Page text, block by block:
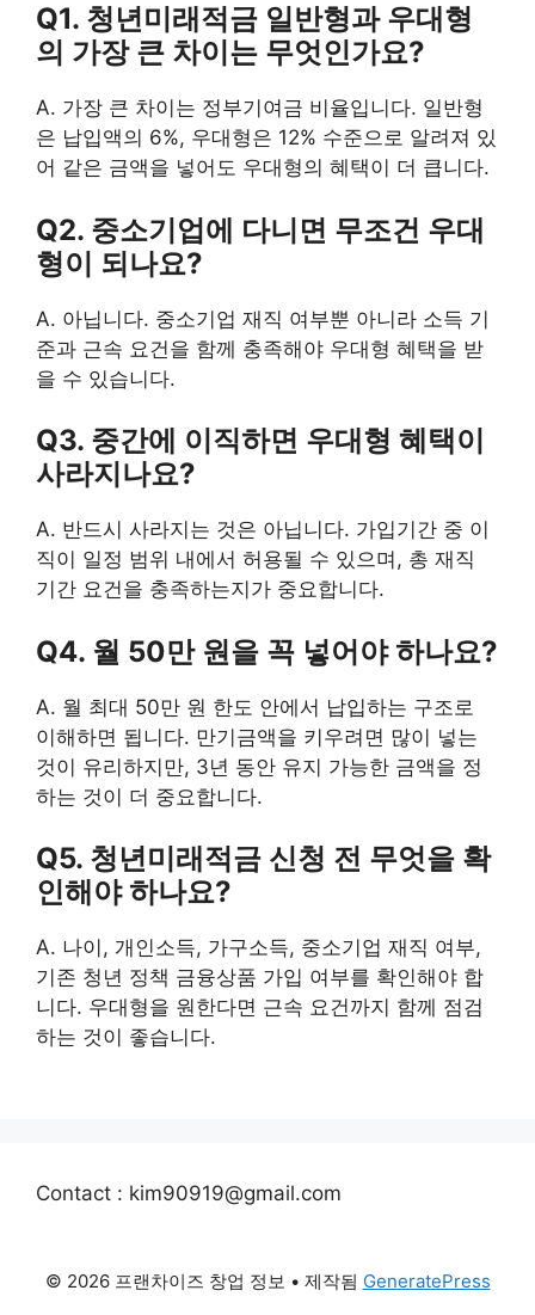
Q1. 청년미래적금 일반형과 우대형
의 가장 큰 차이는 무엇인가요?
A. 가장 큰 차이는 정부기여금 비율입니다. 일반형
은 납입액의 6%, 우대형은 12% 수준으로 알려져 있
어 같은 금액을 넣어도 우대형의 혜택이 더 큽니다.
Q2. 중소기업에 다니면 무조건 우대
형이 되나요?
A. 아닙니다. 중소기업 재직 여부뿐 아니라 소득 기
준과 근속 요건을 함께 충족해야 우대형 혜택을 받
을 수 있습니다.
Q3. 중간에 이직하면 우대형 혜택이
사라지나요?
A. 반드시 사라지는 것은 아닙니다. 가입기간 중 이
직이 일정 범위 내에서 허용될 수 있으며, 총 재직
기간 요건을 충족하는지가 중요합니다.
Q4. 월 50만 원을 꼭 넣어야 하나요?
A. 월 최대 50만 원 한도 안에서 납입하는 구조로
이해하면 됩니다. 만기금액을 키우려면 많이 넣는
것이 유리하지만, 3년 동안 유지 가능한 금액을 정
하는 것이 더 중요합니다.
Q5. 청년미래적금 신청 전 무엇을 확
인해야 하나요?
A. 나이, 개인소득, 가구소득, 중소기업 재직 여부,
기존 청년 정책 금융상품 가입 여부를 확인해야 합
니다. 우대형을 원한다면 근속 요건까지 함께 점검
하는 것이 좋습니다.
Contact : kim90919@gmail.com
© 2026 프랜차이즈 창업 정보 • 제작됨 GeneratePress